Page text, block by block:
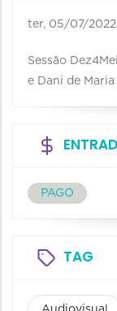
ter, 05/07/
Sessão
e Dani de Maria
PAGO
TAG